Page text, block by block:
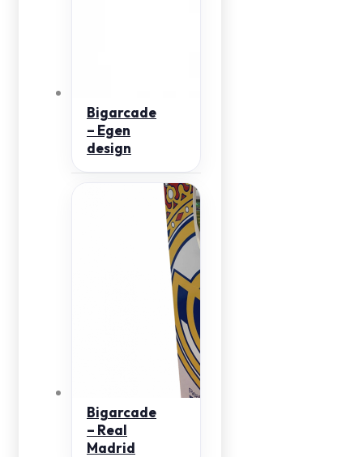
Bigarcade
– Egen
design
Bigarcade
– Real
Madrid